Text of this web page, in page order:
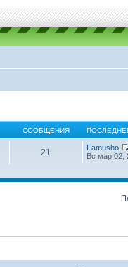
СООБЩЕНИЯ
21
Famusho
Вс мар 02,